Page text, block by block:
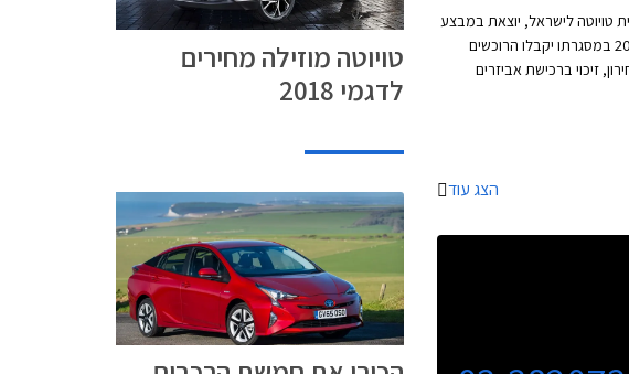
טויוטה לישראל, יוצאת במבצע
לחודש נובמבר 2017 במסגרתו יקבלו הרוכשים
זיכוי ברכישת אביזרים
הצג עוד
טויוטה מוזילה מחירים
לדגמי 2018